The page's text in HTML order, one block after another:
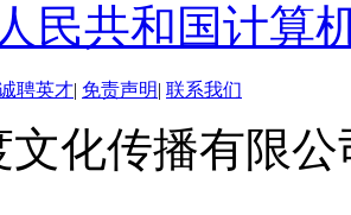
民共和国计算
聘英才| 免责声明| 联系我们
文化传播有限